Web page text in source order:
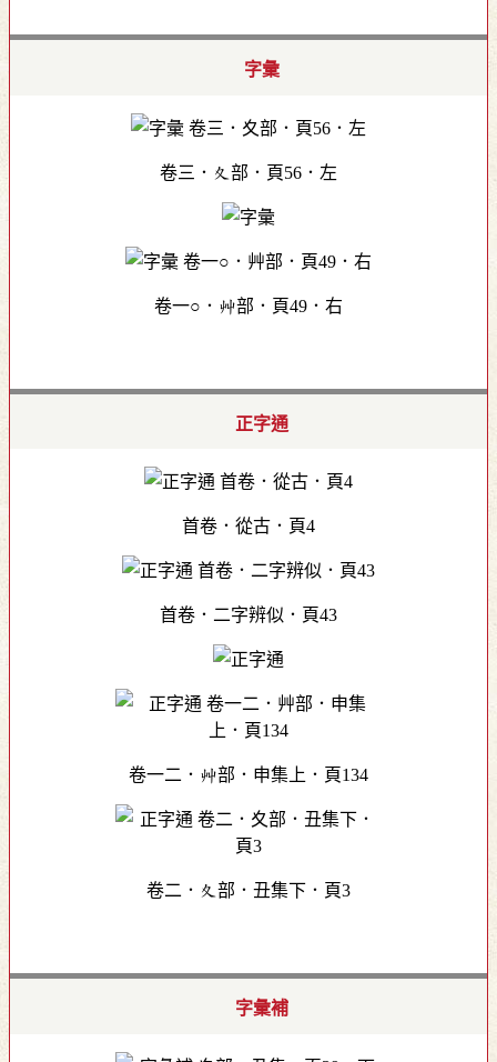
字彙
卷三．夊部．頁56．左
卷一○．艸部．頁49．右
正字通
首卷．從古．頁4
首卷．二字辨似．頁43
卷一二．艸部．申集上．頁134
卷二．夊部．丑集下．頁3
字彙補